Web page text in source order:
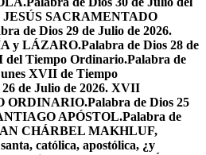
SACRAMENTADO
de Dios 29 de Julio de 2026.
y LÁZARO.Palabra de Dios 28 de
del Tiempo Ordinario.Palabra de
XVII de Tiempo
de Julio de 2026. XVII
ORDINARIO.Palabra de Dios 25
APÓSTOL.Palabra de
CHÁRBEL MAKHLUF,
católica, apostólica, ¿y